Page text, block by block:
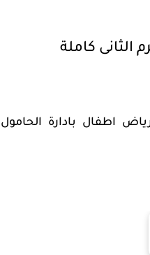
كاملة
اطفال بادارة الحامول